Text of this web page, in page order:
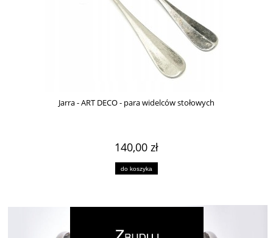
Jarra - ART DECO - para widelców stołowych
140,00 zł
do koszyka